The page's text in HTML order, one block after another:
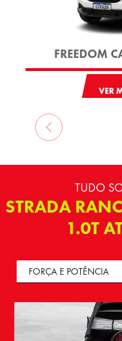
FREEDOM
VER
TUDO
STRADA
1.0T